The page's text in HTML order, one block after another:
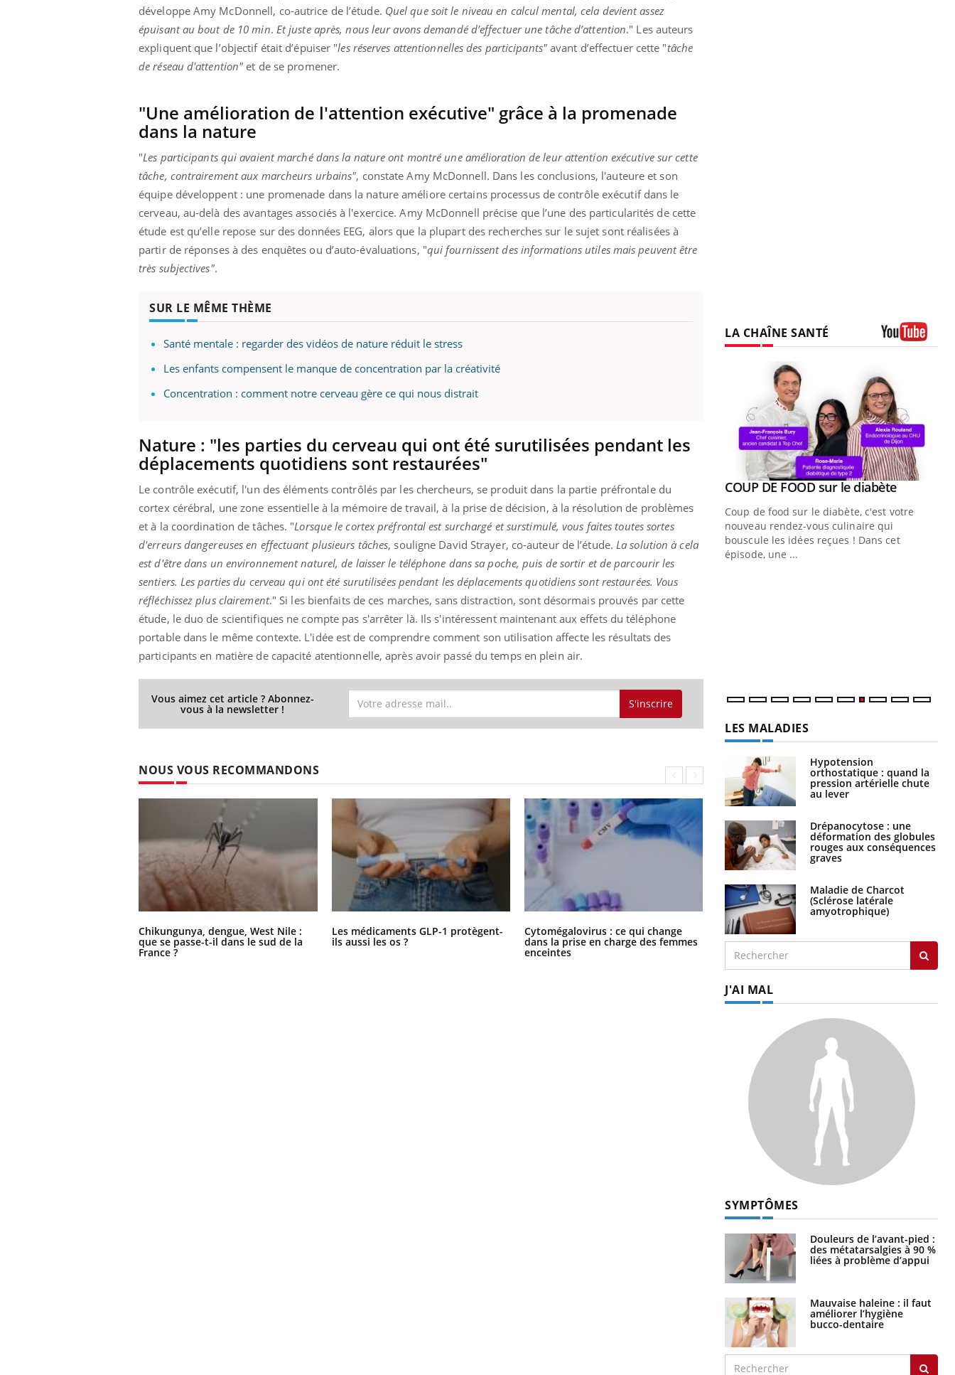
développe Amy McDonnell, co-autrice de l’étude. Quel que soit le niveau en calcul mental, cela devient assez
épuisant au bout de 10 min. Et juste après, nous leur avons demandé d’effectuer une tâche d’attention." Les auteurs
expliquent que l’objectif était d’épuiser "les réserves attentionnelles des participants"avant d’effectuer cette "tâche
de réseau d'attention" et de se promener.
"Une amélioration de l'attention exécutive" grâce à la promenade
dans la nature
"Les participants qui avaient marché dans la nature ont montré une amélioration de leur attention exécutive sur cette
tâche, contrairement aux marcheurs urbains", constate Amy McDonnell. Dans les conclusions, l'auteure et son
équipe développent : une promenade dans la nature améliore certains processus de contrôle exécutif dans le
cerveau, au-delà des avantages associés à l'exercice. Amy McDonnell précise que l’une des particularités de cette
étude est qu’elle repose sur des données EEG, alors que la plupart des recherches sur le sujet sont réalisées à
partir de réponses à des enquêtes ou d’auto-évaluations, "qui fournissent des informations utiles mais peuvent être
très subjectives".
SUR LE MÊME THÈME
Santé mentale : regarder des vidéos de nature réduit le stress
Les enfants compensent le manque de concentration par la créativité
Concentration : comment notre cerveau gère ce qui nous distrait
Nature : "les parties du cerveau qui ont été surutilisées pendant les
déplacements quotidiens sont restaurées"
Le contrôle exécutif, l'un des éléments contrôlés par les chercheurs, se produit dans la partie préfrontale du
cortex cérébral, une zone essentielle à la mémoire de travail, à la prise de décision, à la résolution de problèmes
et à la coordination de tâches. "Lorsque le cortex préfrontal est surchargé et surstimulé, vous faites toutes sortes
d'erreurs dangereuses en effectuant plusieurs tâches, souligne David Strayer, co-auteur de l’étude. La solution à cela
est d'être dans un environnement naturel, de laisser le téléphone dans sa poche, puis de sortir et de parcourir les
sentiers. Les parties du cerveau qui ont été surutilisées pendant les déplacements quotidiens sont restaurées. Vous
réfléchissez plus clairement." Si les bienfaits de ces marches, sans distraction, sont désormais prouvés par cette
étude, le duo de scientifiques ne compte pas s'arrêter là. Ils s'intéressent maintenant aux effets du téléphone
portable dans le même contexte. L'idée est de comprendre comment son utilisation affecte les résultats des
participants en matière de capacité atentionnelle, après avoir passé du temps en plein air.
Vous aimez cet article ? Abonnez-
vous à la newsletter ! S'inscrire
NOUS VOUS RECOMMANDONS
Chikungunya, dengue, West Nile :
que se passe-t-il dans le sud de la
France ?
Les médicaments GLP-1 protègent-
ils aussi les os ?
Cytomégalovirus : ce qui change
dans la prise en charge des femmes
enceintes
La sieste empêche-t-elle de dormir
la nuit ?
LA CHAÎNE SANTÉ
Diabète & Ramadan 2026Youtube
Le Ramadan approche, et, pour de
nombreuses personnes atteintes de
diabète, c'est une période de questions, de
Youtube
Un « jumeau numérique » pour
faciliter l’accès à la médecine
préventiveYoutube
Un établissement lié à un groupe
mutualiste innove en matière de bilan de
santé : l'utilisation d'un « jumeau
numérique » permet ...
Youtube
COUP DE FOOD sur le diabèteYoutube
Coup de food sur le diabète, c'est votre
nouveau rendez-vous culinaire qui
bouscule les idées reçues ! Dans cet
épisode, une ...
LES MALADIES
Hypotension
orthostatique : quand la
pression artérielle chute
au lever
Drépanocytose : une
déformation des globules
rouges aux conséquences
graves
Maladie de Charcot
(Sclérose latérale
amyotrophique)
J'AI MAL
SYMPTÔMES
Douleurs de l’avant-pied :
des métatarsalgies à 90 %
liées à problème d’appui
Mauvaise haleine : il faut
améliorer l’hygiène
bucco-dentaire